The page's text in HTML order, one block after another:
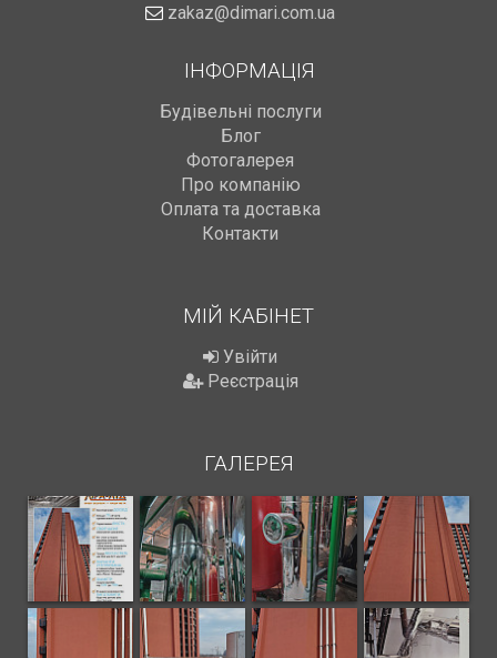
zakaz@dimari.com.ua
ІНФОРМАЦІЯ
Будівельні послуги
Блог
Фотогалерея
Про компанію
Оплата та доставка
Контакти
МІЙ КАБІНЕТ
Увійти
Реєстрація
ГАЛЕРЕЯ